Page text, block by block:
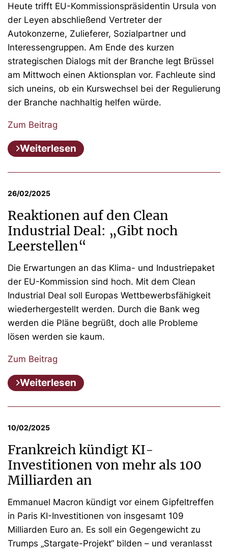
Heute trifft EU-Kommissionspräsidentin Ursula von
der Leyen abschließend Vertreter der
Autokonzerne, Zulieferer, Sozialpartner und
Interessengruppen. Am Ende des kurzen
strategischen Dialogs mit der Branche legt Brüssel
am Mittwoch einen Aktionsplan vor. Fachleute sind
sich uneins, ob ein Kurswechsel bei der Regulierung
der Branche nachhaltig helfen würde.
Zum Beitrag
Weiterlesen
26/02/2025
Reaktionen auf den Clean
Industrial Deal: „Gibt noch
Leerstellen“
Die Erwartungen an das Klima- und Industriepaket
der EU-Kommission sind hoch. Mit dem Clean
Industrial Deal soll Europas Wettbewerbsfähigkeit
wiederhergestellt werden. Durch die Bank weg
werden die Pläne begrüßt, doch alle Probleme
lösen werden sie kaum.
Zum Beitrag
Weiterlesen
10/02/2025
Frankreich kündigt KI-
Investitionen von mehr als 100
Milliarden an
Emmanuel Macron kündigt vor einem Gipfeltreffen
in Paris KI-Investitionen von insgesamt 109
Milliarden Euro an. Es soll ein Gegengewicht zu
Trumps „Stargate-Projekt“ bilden – und veranlasst